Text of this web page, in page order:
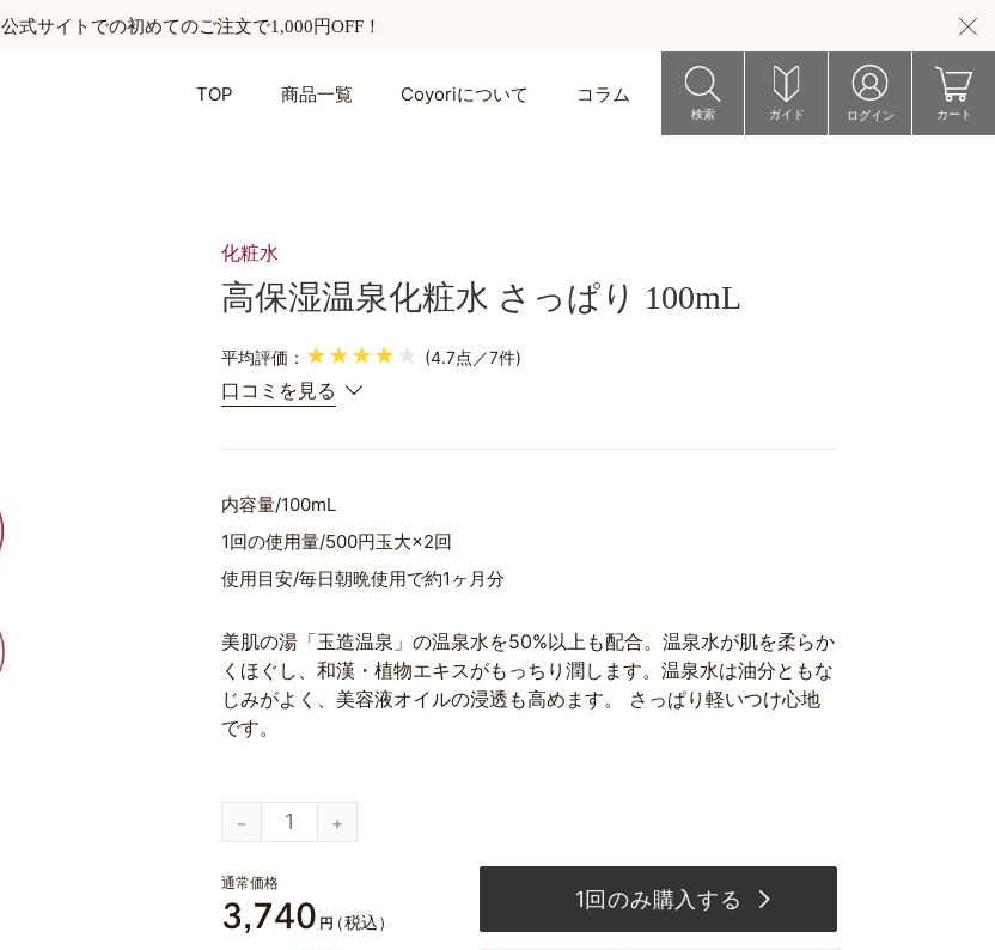
公式サイトでの初めてのご注文で1,000円OFF！
TOP 商品一覧 Coyoriについて コラム
検索 ガイド ログイン カート
化粧水
高保湿温泉化粧水 さっぱり 100mL
平均評価： ★★★★ ★ (4.7点／7件)
口コミを見る
内容量 100mL
1回の使用量 500円玉大×2回
使用目安 毎日朝晩使用で約1ヶ月分
美肌の湯「玉造温泉」の温泉水を50%以上も配合。温泉水が肌を柔らか
くほぐし、和漢・植物エキスがもっちり潤します。温泉水は油分ともな
じみがよく、美容液オイルの浸透も高めます。 さっぱり軽いつけ心地
です。
通常価格
3,740 円（税込）
1回のみ購入する